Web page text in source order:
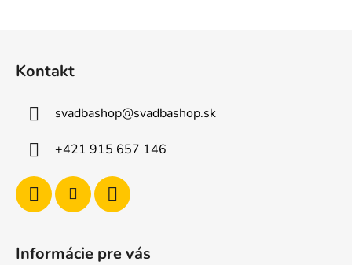
Kontakt
svadbashop@svadbashop.sk
+421 915 657 146
Informácie pre vás